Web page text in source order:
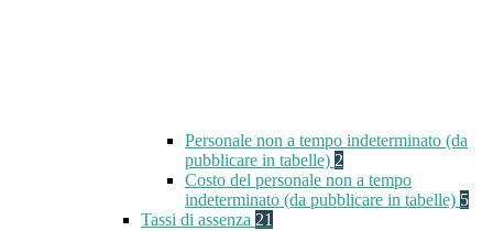
Personale non a tempo indeterminato (da
pubblicare in tabelle) 2
Costo del personale non a tempo
indeterminato (da pubblicare in tabelle) 5
Tassi di assenza 21